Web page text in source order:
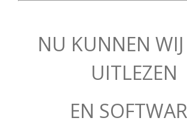
NU KUNNEN
UITLEZEN
EN